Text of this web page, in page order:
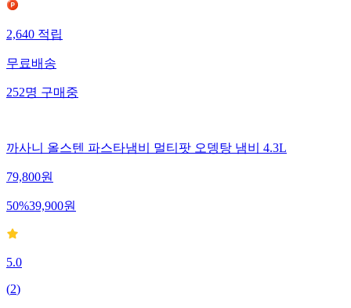
2,640적립
무료배송
252명구매중
까사니 올스텐 파스타냄비 멀티팟 오뎅탕 냄비 4.3L
79,800원
50%39,900원
5.0
(2)